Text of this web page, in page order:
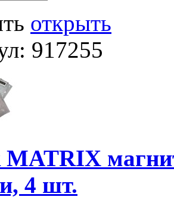
открыть
917255
MATRIX
4 шт.